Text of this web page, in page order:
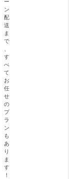
ン
配
送
ま
で
す
べ
て
お
任
せ
の
プ
ラ
ン
も
あ
り
ま
す
！